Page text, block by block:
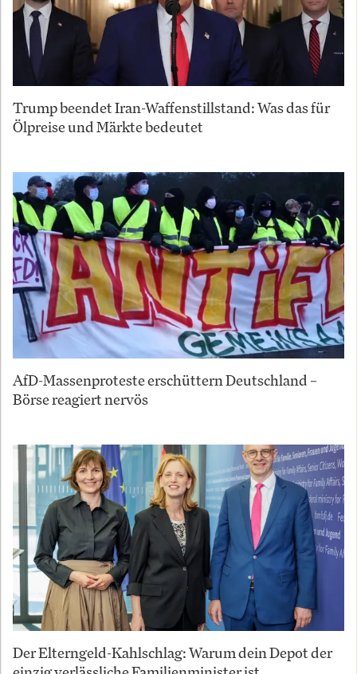
Trump beendet Iran-Waffenstillstand: Was das für
Ölpreise und Märkte bedeutet
AfD-Massenproteste erschüttern Deutschland –
Börse reagiert nervös
Der Elterngeld-Kahlschlag: Warum dein Depot der